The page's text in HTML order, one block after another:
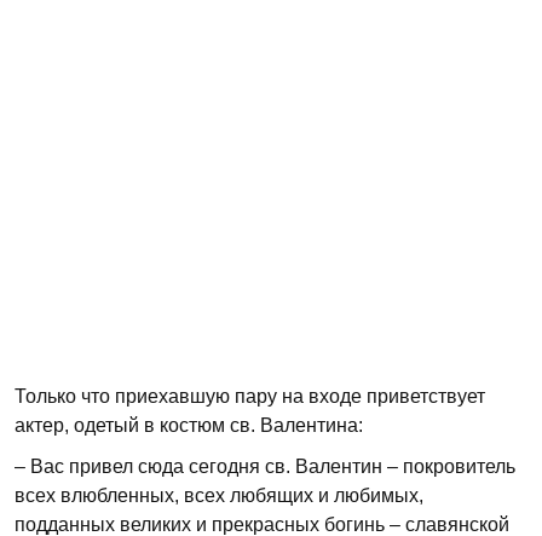
Только что приехавшую пару на входе приветствует
актер, одетый в костюм св. Валентина:
– Вас привел сюда сегодня св. Валентин – покровитель
всех влюбленных, всех любящих и любимых,
подданных великих и прекрасных богинь – славянской